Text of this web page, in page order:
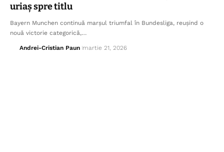
uriaș spre titlu
Bayern Munchen continuă marșul triumfal în Bundesliga, reușind o
nouă victorie categorică,…
Andrei-Cristian Paun martie 21, 2026